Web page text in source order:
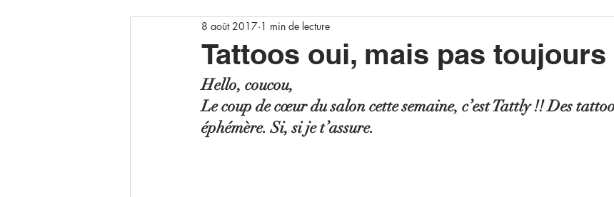
Tattoos oui, mais pas toujours
8 août 2017 1 min de lecture
Hello, coucou,
Le coup de cœur du salon cette semaine, c’est Tattly !! Des
éphémère. Si, si je t’assure.